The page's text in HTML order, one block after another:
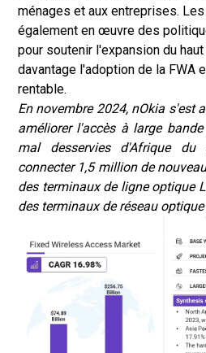
ménages et aux entreprises.
également en œuvre des
pour soutenir l'expansion du
davantage l'adoption de la FWA
rentable.
En novembre 2024, nOkia s'est
améliorer l'accès à large
mal desservies d'Afrique du
connecter 1,5 million de
des terminaux de ligne optique
des terminaux de réseau